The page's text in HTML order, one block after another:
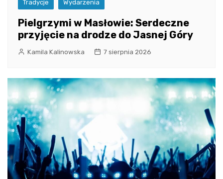
Tradycje Wydarzenia
Pielgrzymi w Masłowie: Serdeczne
przyjęcie na drodze do Jasnej Góry
Kamila Kalinowska 7 sierpnia 2026